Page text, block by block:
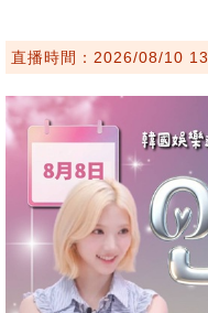
直播時間：2026/08/10